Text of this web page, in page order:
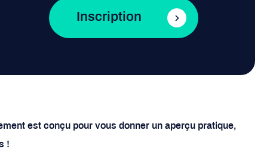
Inscription
est conçu pour vous donner un aperçu pratique,
!